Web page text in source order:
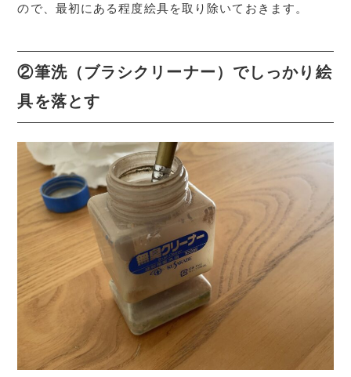
ので、最初にある程度絵具を取り除いておきます。
②筆洗（ブラシクリーナー）でしっかり絵
具を落とす